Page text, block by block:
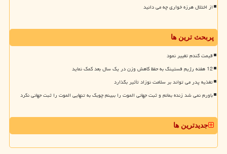
از اختلال هرزه خواری چه می دانید
پربحث ترین ها
قیمت گندم تغییر نمود
12 هفته رژیم فستینگ به حفظ کاهش وزن در یک سال بعد کمک نماید
تغذیه پدر می تواند بر سلامت نوزاد تأثیر بگذارد
باورم نمی شد زنده بمانم و ثبت جهانی الموت را ببینم چوبک به تنهایی الموت را ثبت جهانی نکرد
جدیدترین ها